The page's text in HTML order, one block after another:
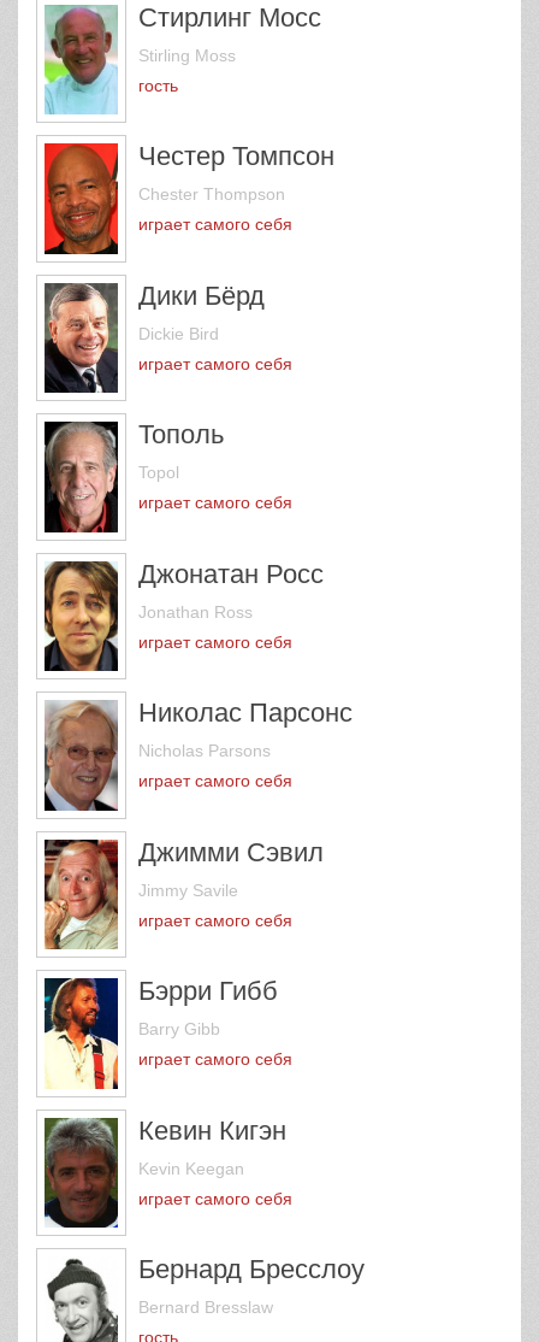
Стирлинг Мосс
Stirling Moss
гость
Честер Томпсон
Chester Thompson
играет самого себя
Дики Бёрд
Dickie Bird
играет самого себя
Тополь
Topol
играет самого себя
Джонатан Росс
Jonathan Ross
играет самого себя
Николас Парсонс
Nicholas Parsons
играет самого себя
Джимми Сэвил
Jimmy Savile
играет самого себя
Бэрри Гибб
Barry Gibb
играет самого себя
Кевин Кигэн
Kevin Keegan
играет самого себя
Бернард Бресслоу
Bernard Bresslaw
гость